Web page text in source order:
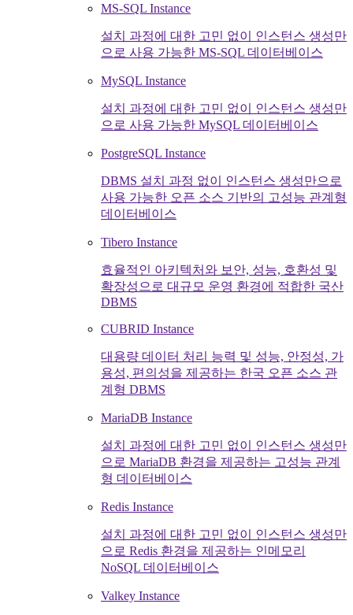
MS-SQL Instance
설치 과정에 대한 고민 없이 인스턴스 생성만
으로 사용 가능한 MS-SQL 데이터베이스
MySQL Instance
설치 과정에 대한 고민 없이 인스턴스 생성만
으로 사용 가능한 MySQL 데이터베이스
PostgreSQL Instance
DBMS 설치 과정 없이 인스턴스 생성만으로
사용 가능한 오픈 소스 기반의 고성능 관계형
데이터베이스
Tibero Instance
효율적인 아키텍처와 보안, 성능, 호환성 및
확장성으로 대규모 운영 환경에 적합한 국산
DBMS
CUBRID Instance
대용량 데이터 처리 능력 및 성능, 안정성, 가
용성, 편의성을 제공하는 한국 오픈 소스 관
계형 DBMS
MariaDB Instance
설치 과정에 대한 고민 없이 인스턴스 생성만
으로 MariaDB 환경을 제공하는 고성능 관계
형 데이터베이스
Redis Instance
설치 과정에 대한 고민 없이 인스턴스 생성만
으로 Redis 환경을 제공하는 인메모리
NoSQL 데이터베이스
Valkey Instance